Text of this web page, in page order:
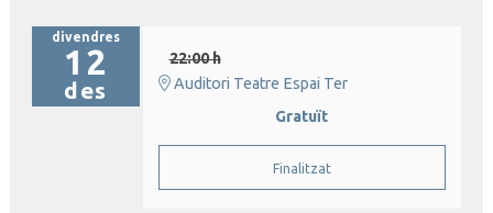
divendres
12
des
22:00 h
Auditori Teatre Espai Ter
Gratuït
Finalitzat